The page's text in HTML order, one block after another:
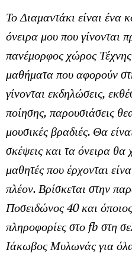
Το Διαμαντάκι είναι ένα
όνειρα μου που γίνονται
πανέμορφος χώρος
μαθήματα που αφορούν
γίνονται εκδηλώσεις,
ποίησης, παρουσιάσεις
μουσικές βραδιές. Θα
σκέψεις και τα όνειρα θα
μαθητές που έρχονται
πλέον. Βρίσκεται στην
Ποσειδώνος 40 και
πληροφορίες στο fb στη
Ιάκωβος Μυλωνάς για